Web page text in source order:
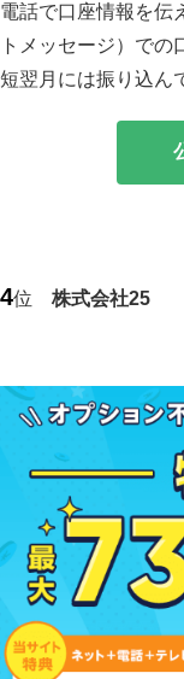
電話で口座情報を伝
トメッセージ）で
短翌月には振り込ん
4位 株式会社25